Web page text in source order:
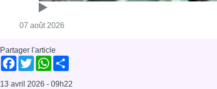
07 août 2026
Partager l'article
Facebook
TwitterWhatsApp
13 avril 2026 - 09h22